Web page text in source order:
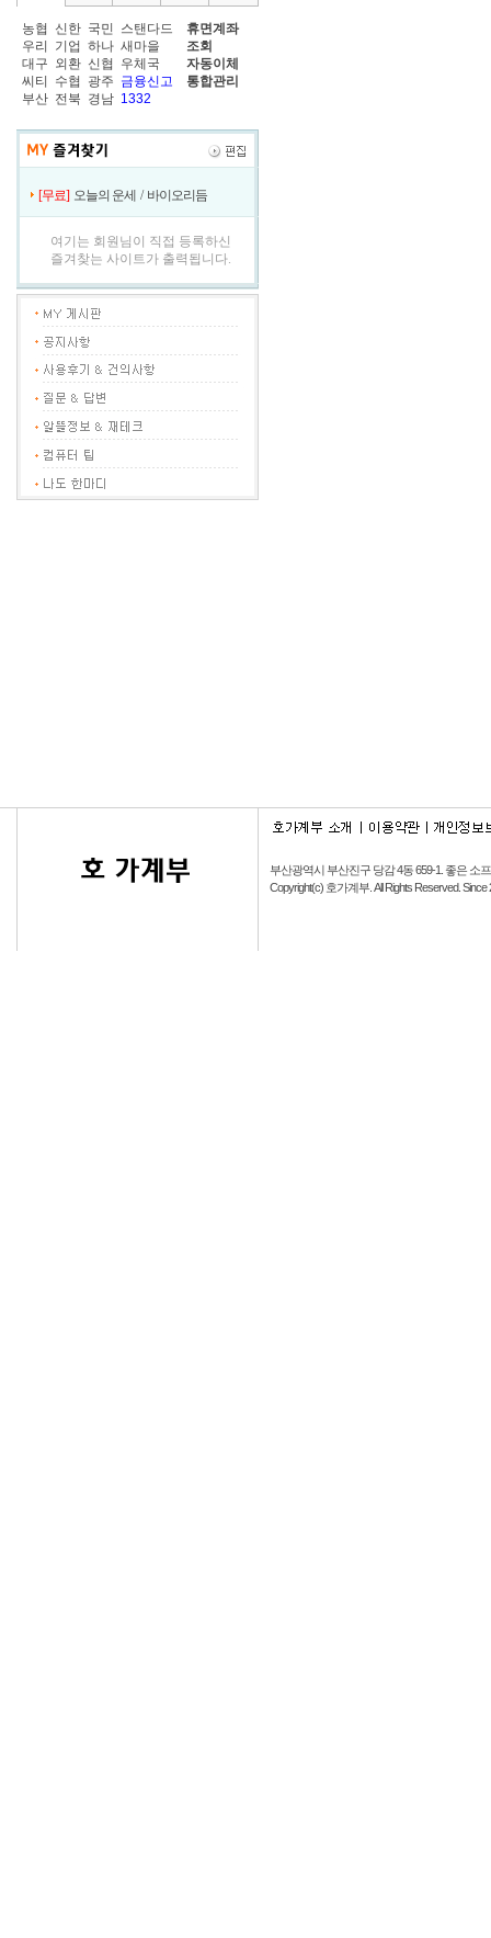
농협
우리
대구
씨티
부산
신한
기업
외환
수협
전북
국민
하나
신협
광주
경남
스탠다드
새마을
우체국
금융신고
1332
휴면계좌
조회
자동이체
통합관리
[무료] 오늘의 운세 / 바이오리듬
여기는 회원님이 직접 등록하신
즐겨찾는 사이트가 출력됩니다.
부산광역시 부산진구 당감 4동 659-1. 좋은 소
Copyright(c) 호가계부. All Rights Reserved. Since